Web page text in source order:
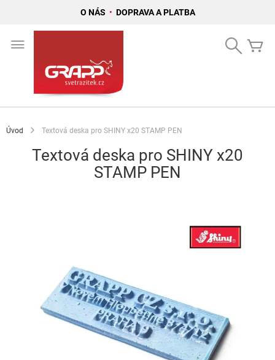
O NÁS • DOPRAVA A PLATBA
Search
Úvod Textová deska pro SHINY x20 STAMP PEN
Textová deska pro SHINY x20
STAMP PEN